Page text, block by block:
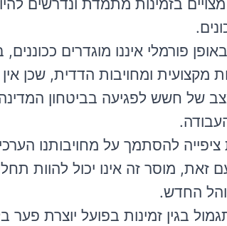
בזמינות מתמדת ונדרשים
פורמלי איננו מוגדרים ככוננים,
מקצועית ומחויבות הדדית, שכן
של חשש לפגיעה בביטחון
להסתמך על מחויבותנו
מוסר זה אינו יכול להוות
החדש.
בגין זמינות בפועל יוצרת פער